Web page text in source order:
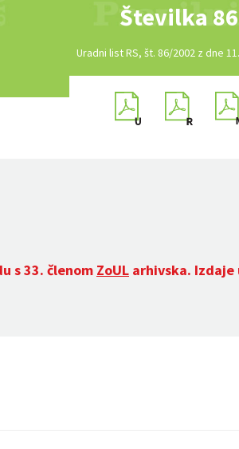
Številka 86
Uradni list RS, št. 86/2002 z dne
s 33. členom ZoUL arhivska. Izdaje